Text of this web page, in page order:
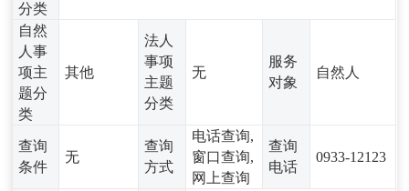
分类
自然
人事
项主
题分
类
其他
法人
事项
主题
分类
无
服务
对象
自然人
查询
条件
无
查询
方式
电话查询,
窗口查询,
网上查询
查询
电话
0933-12123